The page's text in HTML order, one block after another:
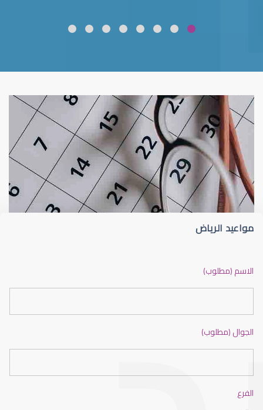
قلوبال لرعاية العين ضعف نظر
ضعف نظر الاطفال
مواعيد الرياض
الاسم (مطلوب)
الجوال (مطلوب)
الفرع